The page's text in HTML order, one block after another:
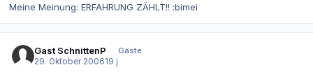
Meine Meinung: ERFAHRUNG ZÄHLT!! :bimei
Gast SchnittenP
Gäste
29. Oktober 200619 j